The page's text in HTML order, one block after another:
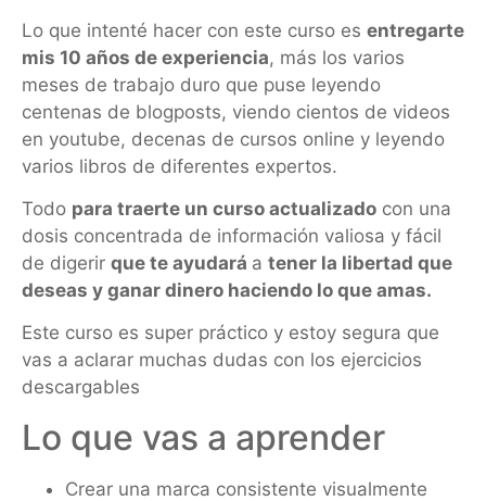
Lo que intenté hacer con este curso es entregarte
mis 10 años de experiencia, más los varios
meses de trabajo duro que puse leyendo
centenas de blogposts, viendo cientos de videos
en youtube, decenas de cursos online y leyendo
varios libros de diferentes expertos.
Todo para traerte un curso actualizado con una
dosis concentrada de información valiosa y fácil
de digerir que te ayudará a tener la libertad que
deseas y ganar dinero haciendo lo que amas.
Este curso es super práctico y estoy segura que
vas a aclarar muchas dudas con los ejercicios
descargables
Lo que vas a aprender
Crear una marca consistente visualmente